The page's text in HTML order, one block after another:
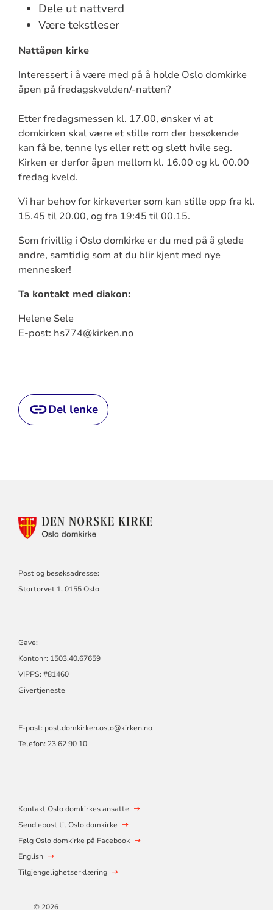
Dele ut nattverd
Være tekstleser
Nattåpen kirke
Interessert i å være med på å holde Oslo domkirke
åpen på fredagskvelden/-natten?
Etter fredagsmessen kl. 17.00, ønsker vi at
domkirken skal være et stille rom der besøkende
kan få be, tenne lys eller rett og slett hvile seg.
Kirken er derfor åpen mellom kl. 16.00 og kl. 00.00
fredag kveld.
Vi har behov for kirkeverter som kan stille opp fra kl.
15.45 til 20.00, og fra 19:45 til 00.15.
Som frivillig i Oslo domkirke er du med på å glede
andre, samtidig som at du blir kjent med nye
mennesker!
Ta kontakt med diakon:
Helene Sele
E-post: hs774@kirken.no
Del lenke
KONTAKTINFORMASJON
Post og besøksadresse:
Stortorvet 1, 0155 Oslo
Gave:
Kontonr: 1503.40.67659
VIPPS: #81460
Givertjeneste
E-post: post.domkirken.oslo@kirken.no
Telefon: 23 62 90 10
Kontakt Oslo domkirkes ansatte
Send epost til Oslo domkirke
Følg Oslo domkirke på Facebook
English
Tilgjengelighetserklæring
© 2026